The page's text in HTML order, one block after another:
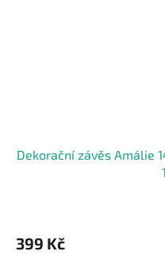
Dekorační závěs Amálie
399 Kč